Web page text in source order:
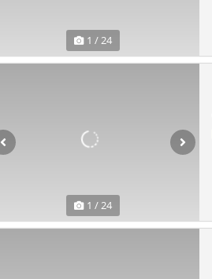
1 / 24
1 / 24